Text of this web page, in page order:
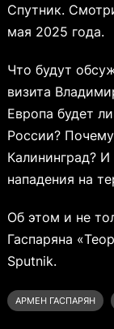
Спутник.
мая 2025 года.
Что будут
визита
Европа будет
России?
Калининград?
нападения на
Об этом и не
Гаспаряна
Sputnik.
АРМЕН ГАСПАРЯН